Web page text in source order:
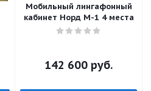
Мобильный лингафонный
кабинет Норд М-1 4 места
142 600 руб.